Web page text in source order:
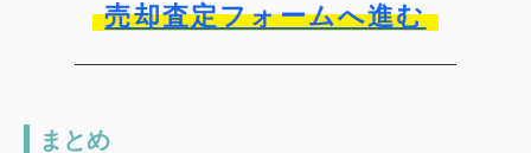
売却査定フォームへ進む
まとめ